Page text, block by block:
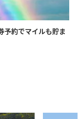
予約でマイルも貯ま